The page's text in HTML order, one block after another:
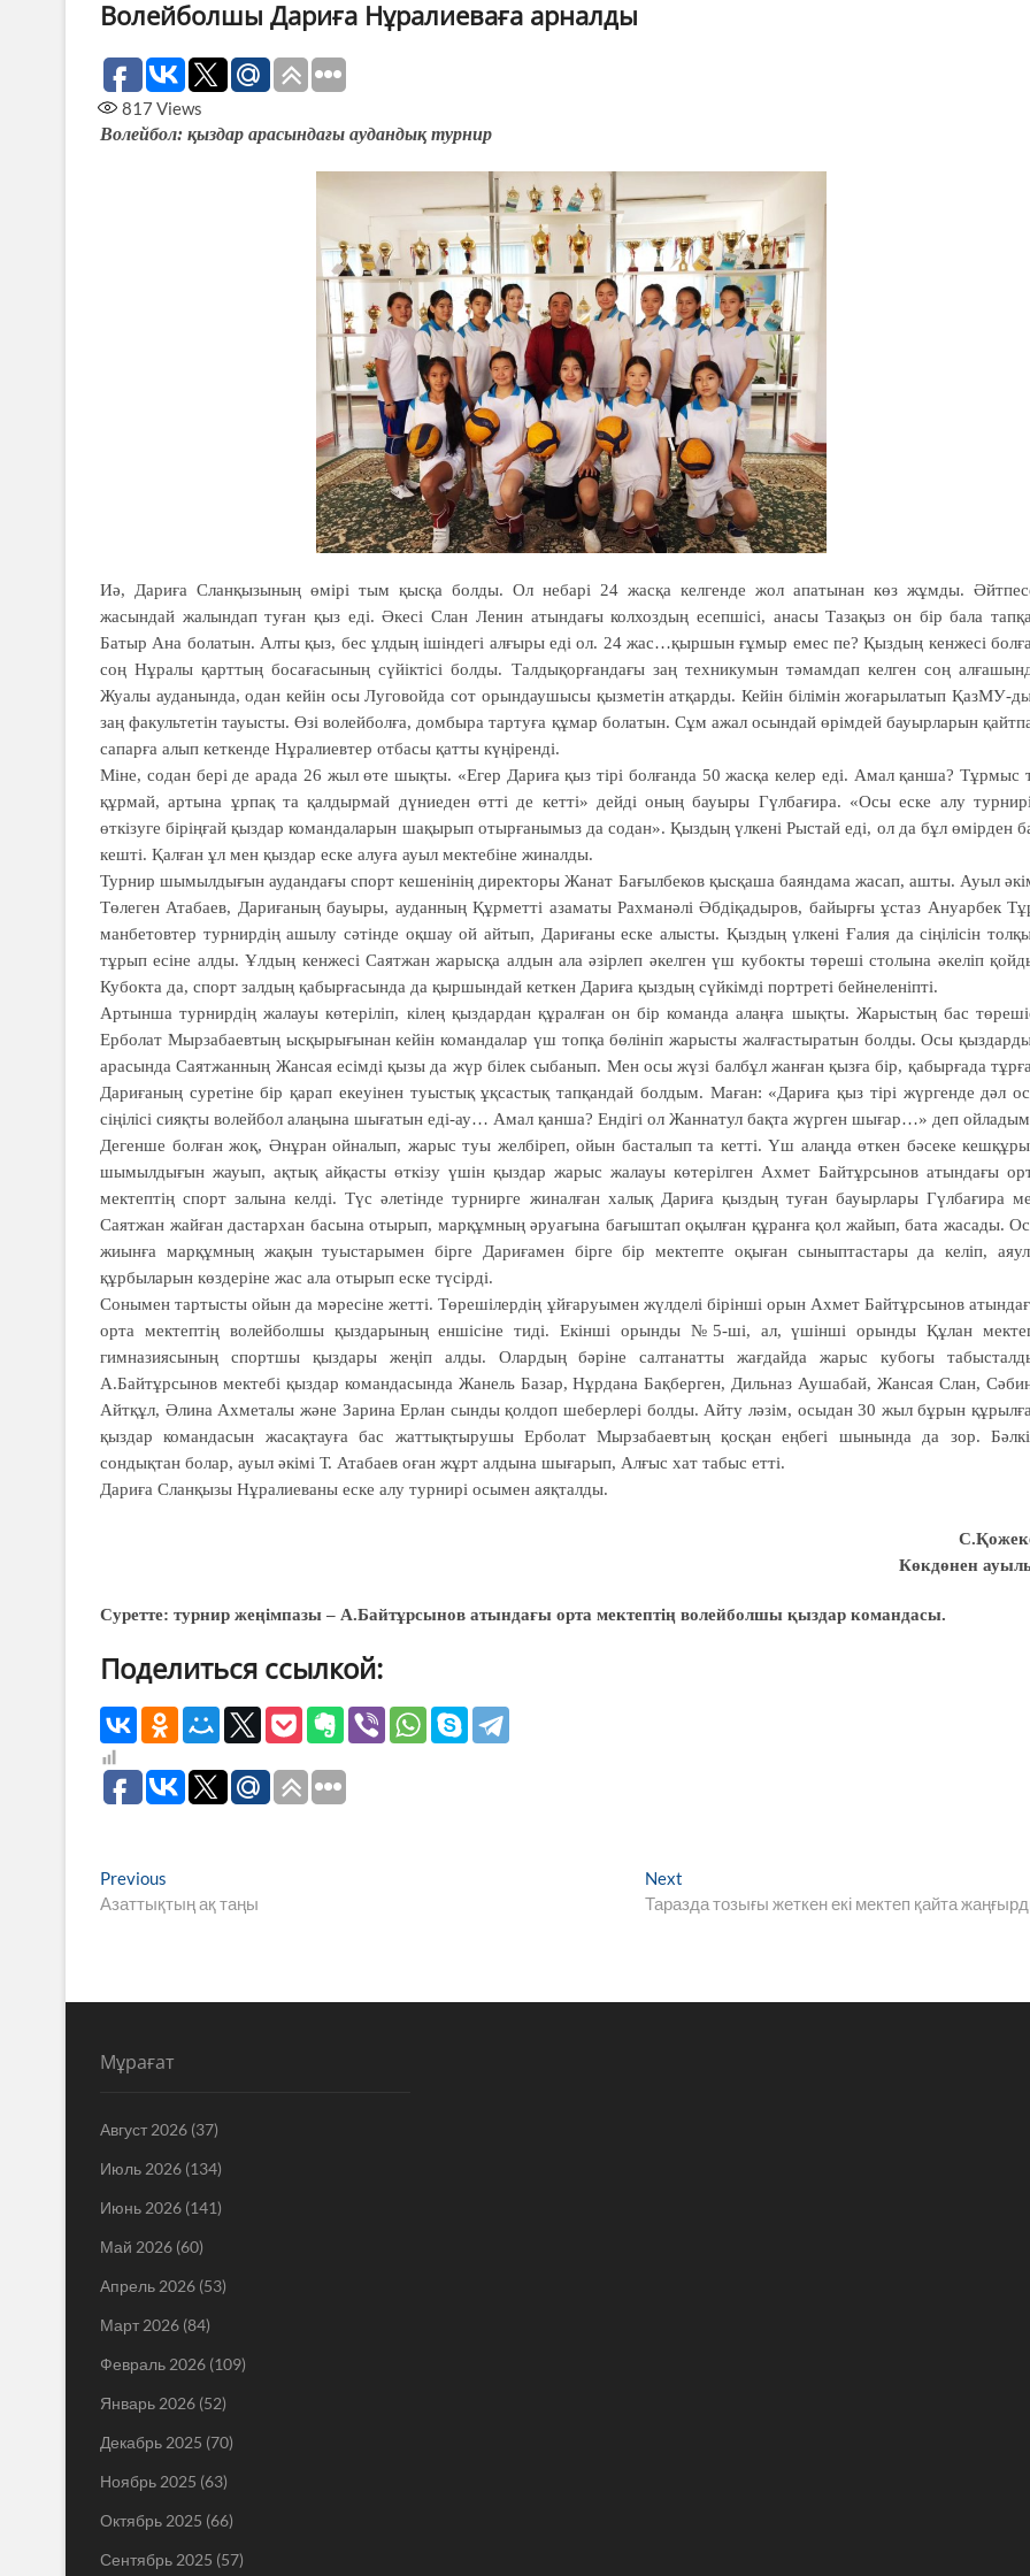
Волейболшы Дариға Нұралиеваға арналды
817 Views
Волейбол: қыздар арасындағы аудандық турнир
Иә, Дариға Сланқызының өмірі тым қысқа болды. Ол небарі 24 жасқа келгенде жол апатынан көз жұмды.
жасындай жалындап туған қыз еді. Әкесі Слан Ленин атындағы колхоздың есепшісі, анасы Тазақыз он бір бала
Батыр Ана болатын. Алты қыз, бес ұлдың ішіндегі алғыры еді ол. 24 жас…қыршын ғұмыр емес пе? Қыздың кенжесі
соң Нұралы қарттың босағасының сүйіктісі болды. Талдықорғандағы заң техникумын тәмамдап келген соң
Жуалы ауданында, одан кейін осы Луговойда сот орындаушысы қызметін атқарды. Кейін білімін жоғарылатып ҚазМУ-
заң факультетін тауысты. Өзі волейболға, домбыра тартуға құмар болатын. Сұм ажал осындай өрімдей бауырларын
сапарға алып кеткенде Нұралиевтер отбасы қатты күңіренді.
Міне, содан бері де арада 26 жыл өте шықты. «Егер Дариға қыз тірі болғанда 50 жасқа келер еді. Амал қанша? Тұрмыс
құрмай, артына ұрпақ та қалдыр­май дүниеден өтті де кетті» дейді оның бауыры Гүлбағира. «Осы еске алу
өткізуге біріңғай қыздар ко­ман­даларын шақырып отырғанымыз да содан». Қыздың үлкені Рыстай еді, ол да бұл өмірден
кешті. Қалған ұл мен қыздар еске алуға ауыл мектебіне жиналды.
Турнир шымылдығын аудандағы спорт кешенінің директоры Жанат Бағылбеков қысқаша баяндама жасап, ашты. Ауыл
Төлеген Атабаев, Дариға­ның бауыры, ауданның Құр­метті азаматы Рахманәлі Әбдіқа­дыров, байырғы ұстаз Ануарбек
ман­бетовтер турнирдің ашылу сәтінде оқшау ой айтып, Дариғаны еске алысты. Қыздың үлкені Ғалия да сіңілісін
тұрып есіне алды. Ұлдың кенжесі Саятжан жарысқа алдын ала әзірлеп әкелген үш кубокты төреші столына әкеліп
Кубокта да, спорт залдың қабырғасында да қыршындай кеткен Дариға қыздың сүйкімді портреті бейнеленіпті.
Артынша турнирдің жалауы көтеріліп, кілең қыздардан құралған он бір команда алаңға шықты. Жарыстың бас
Ерболат Мырзабаевтың ысқырығынан кейін командалар үш топқа бөлініп жарысты жалғастыратын болды. Осы
арасында Саятжанның Жансая есімді қызы да жүр білек сыбанып. Мен осы жүзі балбұл жанған қызға бір, қабырғада
Дариғаның суретіне бір қарап екеуінен туыстық ұқсастық тапқандай болдым. Маған: «Дариға қыз тірі жүргенде дәл
сіңілісі сияқты волейбол алаңына шығатын еді-ау… Амал қанша? Ендігі ол Жаннатул бақта жүрген шығар…» деп
Дегенше болған жоқ, Әнұран ойна­лып, жарыс туы желбіреп, ойын бас­та­лып та кетті. Үш алаңда өткен бәсеке
шымылдығын жауып, ақ­тық айқасты өткізу үшін қыздар жарыс жалауы көтерілген Ахмет Байтұрсынов атындағы
мектептің спорт залына келді. Түс әлетінде турнирге жиналған халық Дариға қыздың туған бауырлары Гүлбағира
Саятжан жайған дастархан басына отырып, марқұмның әруағына бағыштап оқылған құранға қол жайып, бата жасады.
жиынға марқұмның жақын туыстарымен бірге Дариғамен бірге бір мектепте оқыған сыныптастары да келіп,
құрбыларын көздеріне жас ала отырып еске түсірді.
Сонымен тартысты ойын да мәре­сіне жетті. Төрешілердің ұйғаруы­мен жүлделі бірінші орын Ахмет Байтұрсынов
орта мектептің волейболшы қыздарының еншісіне тиді. Екінші орынды №5-ші, ал, үшінші орынды Құлан
гимназиясының спортшы қыздары жеңіп алды. Олардың бәріне салтанатты жағдайда жарыс кубогы
А.Байтұрсынов мектебі қыздар командасында Жанель Базар, Нұрдана Бақберген, Дильназ Аушабай, Жансая Слан,
Айтқұл, Әлина Ахметалы және Зарина Ерлан сынды қолдоп шеберлері болды. Айту ләзім, осыдан 30 жыл бұрын
қыздар командасын жасақтауға бас жаттықтырушы Ерболат Мырзабаевтың қосқан еңбегі шынында да зор.
сондықтан болар, ауыл әкімі Т. Атабаев оған жұрт алдына шығарып, Алғыс хат табыс етті.
Дариға Сланқызы Нұралиеваны еске алу турнирі осымен аяқталды.
Көкдөнен
Суретте: турнир жеңімпазы – А.Байтұрсынов атындағы орта мектептің волейболшы қыздар командасы.
Поделиться ссылкой:
Навигация
по
Previous
post:
Азаттықтың ақ таңы
Next
post:
Таразда тозығы жеткен екі мектеп қайта
Мұрағат
Август 2026 (37)
Июль 2026 (134)
Июнь 2026 (141)
Май 2026 (60)
Апрель 2026 (53)
Март 2026 (84)
Февраль 2026 (109)
Январь 2026 (52)
Декабрь 2025 (70)
Ноябрь 2025 (63)
Октябрь 2025 (66)
Сентябрь 2025 (57)